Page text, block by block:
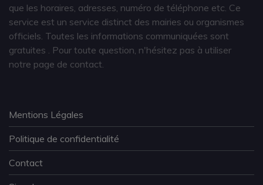
que les horaires, adresses, numéro de téléphone etc. Ce
service est un service distinct des mairies ou organismes
officiels. Toutes les informations communiquées sont
gratuites
. Pour toute question, n'hésitez pas à utiliser
notre page de contact.
Mentions Légales
Politique de confidentialité
Contact